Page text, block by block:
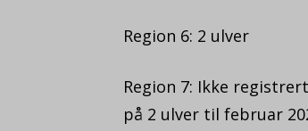
Region 6: 2 ulver
Region 7: Ikke
på 2 ulver til februar